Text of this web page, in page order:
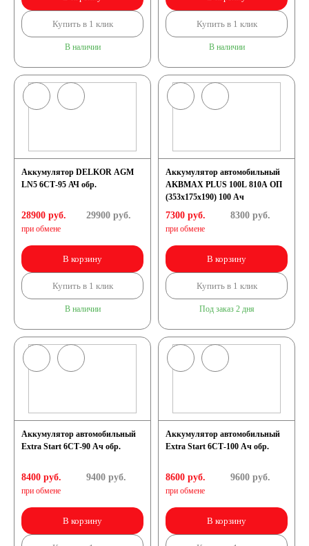
Купить в 1 клик
В наличии
Купить в 1 клик
В наличии
Аккумулятор DELKOR AGM
LN5 6СТ-95 АЧ обр.
28900 руб.
при обмене
29900руб.
В корзину
Купить в 1 клик
В наличии
Аккумулятор автомобильный
AKBMAX PLUS 100L 810A ОП
(353x175x190) 100 Ач
7300 руб.
при обмене
8300руб.
В корзину
Купить в 1 клик
Под заказ 2 дня
Аккумулятор автомобильный
Extra Start 6СТ-90 Ач обр.
8400 руб.
при обмене
9400руб.
В корзину
Аккумулятор автомобильный
Extra Start 6СТ-100 Ач обр.
8600 руб.
при обмене
9600руб.
В корзину